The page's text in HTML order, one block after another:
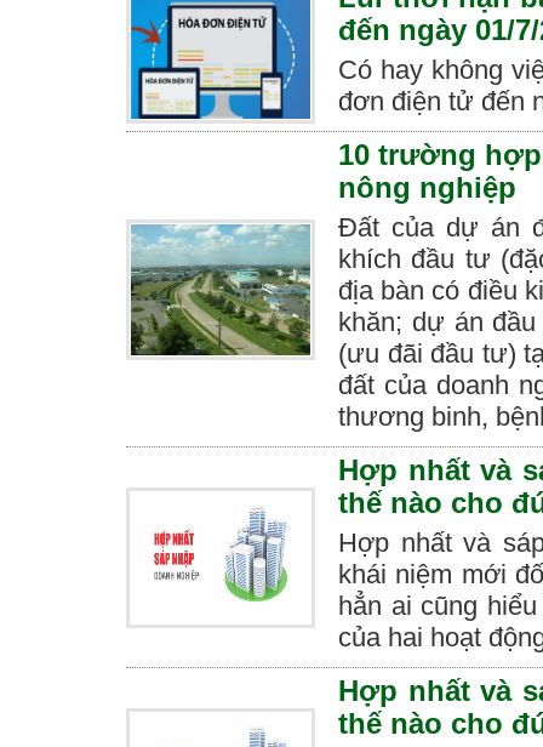
đến ngày 01/
Có hay không
đơn điện tử đến
10 trường
nông nghiệp
Đất của dự án
khích đầu tư
địa bàn có điều
khăn; dự án
(ưu đãi đầu tư)
đất của doanh
thương binh,
Hợp nhất và
thế nào cho
Hợp nhất và
khái niệm mới
hẳn ai cũng
của hai hoạt
Hợp nhất và
thế nào cho